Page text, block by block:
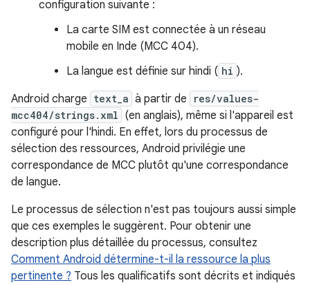
configuration suivante :
La carte SIM est connectée à un réseau
mobile en Inde (MCC 404).
La langue est définie sur hindi ( hi ).
Android charge text_a à partir de
res/values-
mcc404/strings.xml (en anglais), même si l'appareil est
configuré pour l'hindi. En effet, lors du processus de
sélection des ressources, Android privilégie une
correspondance de MCC plutôt qu'une correspondance
de langue.
Le processus de sélection n'est pas toujours aussi simple
que ces exemples le suggèrent. Pour obtenir une
description plus détaillée du processus, consultez
Comment Android détermine-t-il la ressource la plus
pertinente ? Tous les qualificatifs sont décrits et indiqués